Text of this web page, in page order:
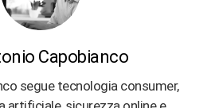
Capobianco
segue tecnologia consumer,